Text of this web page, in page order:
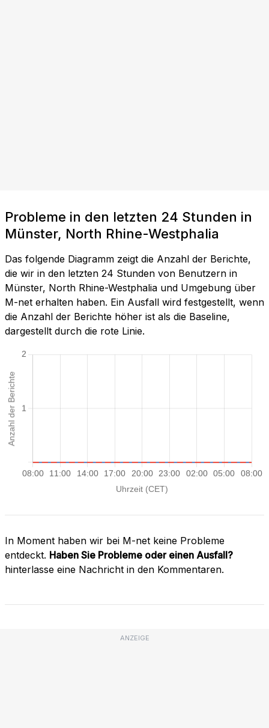
Probleme in den letzten 24 Stunden in
Münster, North Rhine-Westphalia
Das folgende Diagramm zeigt die Anzahl der Berichte,
die wir in den letzten 24 Stunden von Benutzern in
Münster, North Rhine-Westphalia und Umgebung über
M-net erhalten haben. Ein Ausfall wird festgestellt, wenn
die Anzahl der Berichte höher ist als die Baseline,
dargestellt durch die rote Linie.
In Moment haben wir bei M-net keine Probleme
entdeckt. Haben Sie Probleme oder einen Ausfall?
hinterlasse eine Nachricht in den Kommentaren.
ANZEIGE